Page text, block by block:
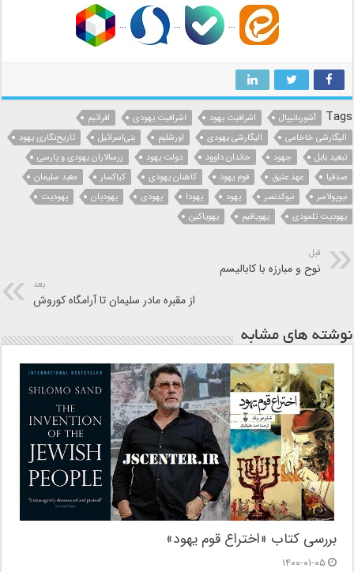
…
…
…
Tags آشوربانیپال اشرافیت یهود اشرافیت یهودی
افرائیم
الیگارشی خاخامی
الیگارشی یهودی اورشلیم بنی‌اسرائیل
تاریخ‌نگاری یهود
تبعید بابل
جهود خاندان داوود دولت یهود
زرسالاران یهودی و پارسی
صدقیا
عهد عتیق قوم یهود کاهنان یهودی کیاکسار
معبد سلیمان
نبوپولاسر
نبوکدنصر یهود یهودا یهودی یهودیان
یهودیت
یهودیت تلمودی
یهویاقیم یهویاکین
قبل
نوح و مبارزه با کابالیسم
بعد
از مقبره مادر سلیمان تا آرامگاه کوروش
نوشته های مشابه
بررسی کتاب «اختراع قوم یهود»
۱۴۰۰-۰۱-۰۵